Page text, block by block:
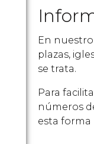
En
plazas,
se trata.
Para
números
esta forma